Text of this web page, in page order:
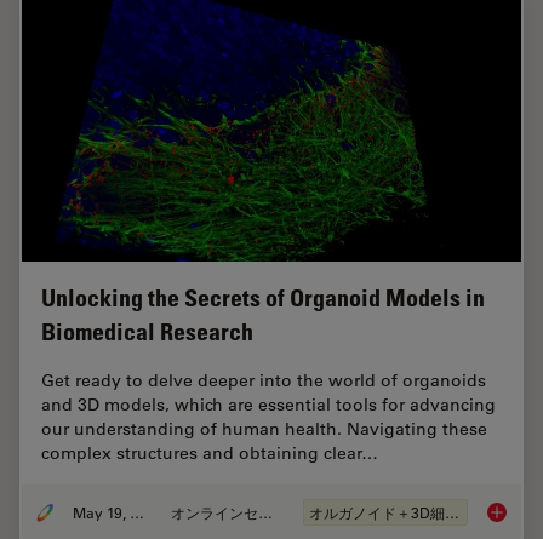
Unlocking the Secrets of Organoid Models in
Biomedical Research
Get ready to delve deeper into the world of organoids
and 3D models, which are essential tools for advancing
our understanding of human health. Navigating these
complex structures and obtaining clear…
May 19, 2025 オンラインセミナー オルガノイド＋3D細胞培養